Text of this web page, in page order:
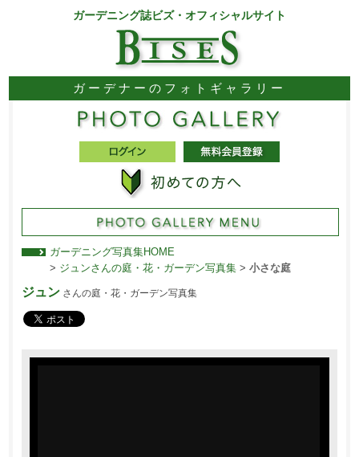
ガーデニング誌ビズ・オフィシャルサイト
ガーデナーのフォトギャラリー
ガーデニング写真集HOME
> ジュンさんの庭・花・ガーデン写真集> 小さな庭
ジュンさんの庭・花・ガーデン写真集